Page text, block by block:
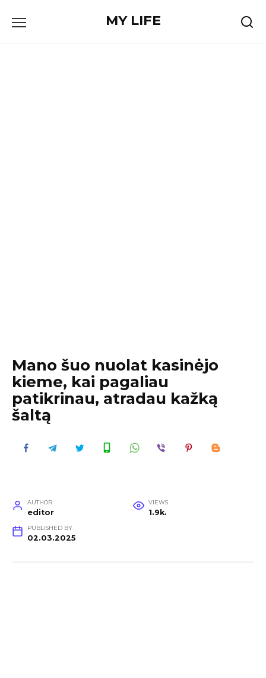
MY LIFE
Mano šuo nuolat kasinėjo
kieme, kai pagaliau
patikrinau, atradau kažką
šaltą
AUTHOR
editor
VIEWS
1.9k.
PUBLISHED BY
02.03.2025